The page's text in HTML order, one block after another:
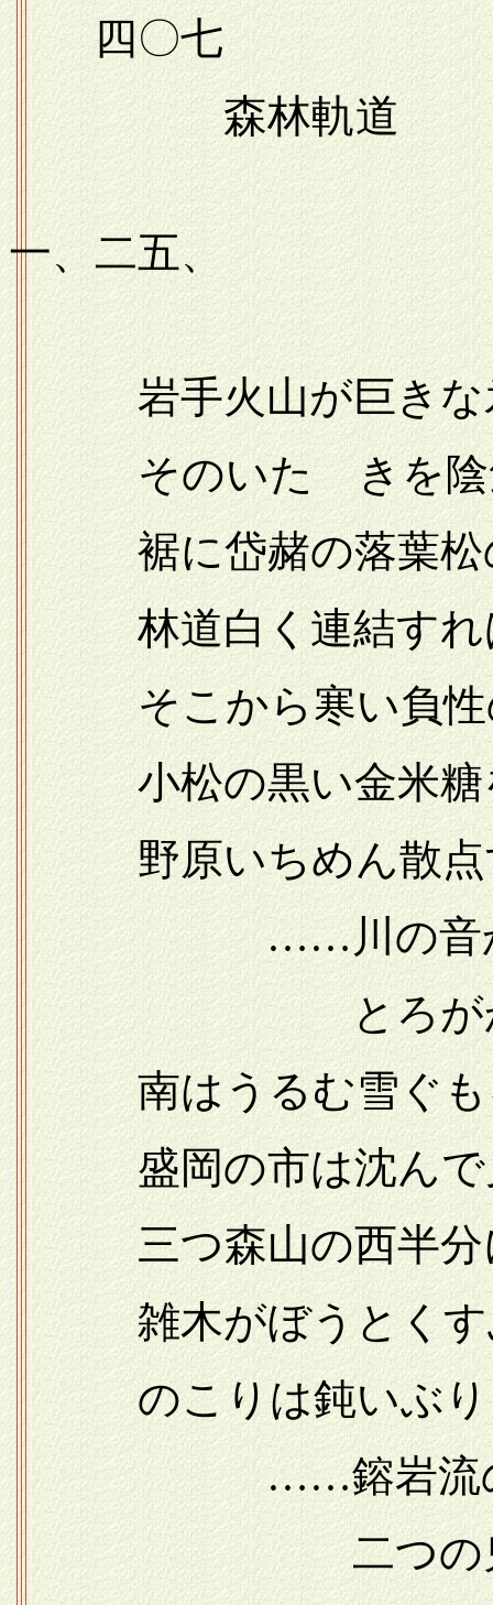
四〇七
森林軌道
一九
一、二五、
岩手火山が巨きな氷
そのいたゞきを陰気
裾に岱赭の落葉松
林道白く連結すれ
そこから寒い負性
小松の黒い金米糖
野原いちめん散点
……川の音から
とろがかすか
南はうるむ雪ぐも
盛岡の市は沈んで
三つ森山の西半分
雑木がぼうとくす
のこりは鈍いぶり
……鎔岩流の刻
二つの鬼語